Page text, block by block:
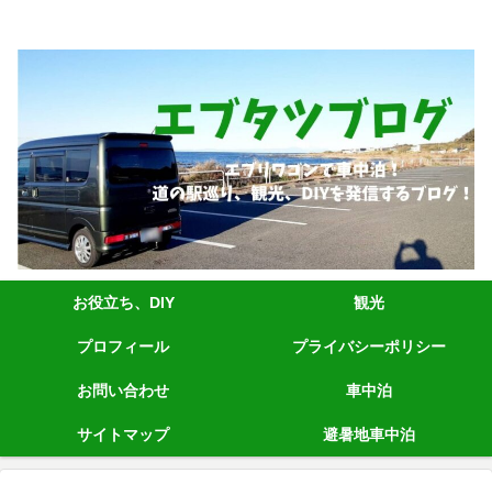
お役立ち、DIY 観光
プロフィール プライバシーポリシー
お問い合わせ 車中泊
サイトマップ 避暑地車中泊